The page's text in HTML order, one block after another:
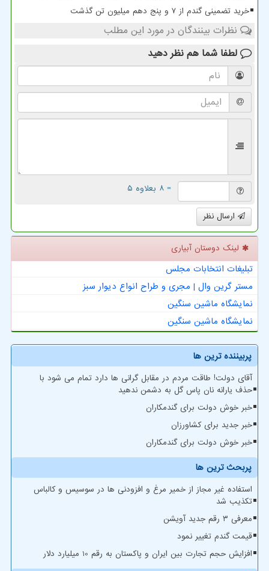
خرید تضمینی گندم از ۷ و پنج دهم میلیون تن گذشت
نظرات بینندگان در مورد این مطلب
لطفا شما هم نظر دهید
= ۸ بعلاوه ۵
ارسال نظر
لینک دوستان آبیاری
تبلیغات انتخابات مجلس
مستر گرین وال | مجری و طراح انواع دیوار سبز
نمایشگاه ماشین سنگین
نمایشگاه ماشین سنگین
پربیننده ترین ها
آقای دولت! طاقت مردم در مقابل گرانی ها دارد تمام می شود با
حذف یارانه نان پاس گل به دشمن ندهید
خبر خوش دولت برای گندمکاران
خبر جدید برای کشاورزان
خبر خوش دولت برای گندمکاران
پربحث ترین ها
استفاده غیر مجاز از خمیر مرغ و افزودنی ها در سوسیس و کالباس
تکذیب شد
معرفی ۳ رقم جدید آویشن
قیمت گندم تغییر نمود
افزایش حجم تجارت بین ایران و پاکستان به رقم 10 میلیارد دلار